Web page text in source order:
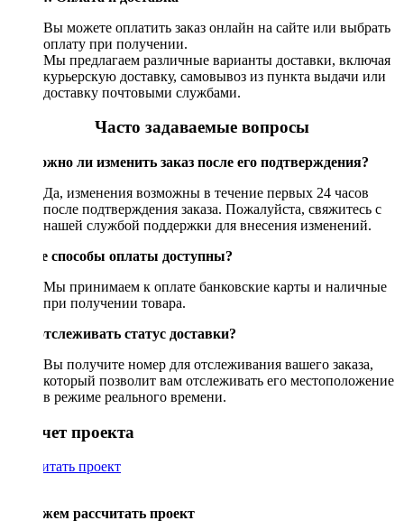
Вы можете оплатить заказ онлайн на сайте или выбрать
оплату при получении.
Мы предлагаем различные варианты доставки, включая
курьерскую доставку, самовывоз из пункта выдачи или
доставку почтовыми службами.
Часто задаваемые вопросы
Возможно ли изменить заказ после его подтверждения?
Да, изменения возможны в течение первых 24 часов
после подтверждения заказа. Пожалуйста, свяжитесь с
нашей службой поддержки для внесения изменений.
Какие способы оплаты доступны?
Мы принимаем к оплате банковские карты и наличные
при получении товара.
Как отслеживать статус доставки?
Вы получите номер для отслеживания вашего заказа,
который позволит вам отслеживать его местоположение
в режиме реального времени.
Рассчет проекта
Рассчитать проект
Поможем рассчитать проект